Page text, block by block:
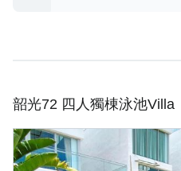
韶光72 四人獨棟泳池Villa